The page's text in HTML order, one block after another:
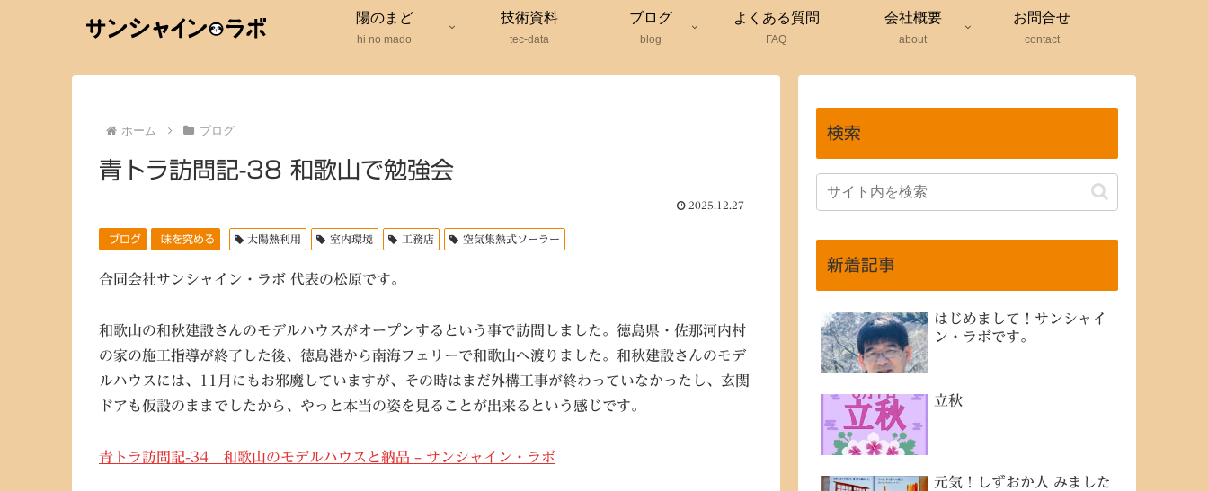
陽のまど
hi no mado
技術資料
tec-data
ブログ
blog
よくある質問
FAQ
会社概要
about
お問合せ
contact
ホーム ブログ
青トラ訪問記-38 和歌山で勉強会
2025.12.27
ブログ 味を究める 太陽熱利用 室内環境 工務店 空気集熱式ソーラー
合同会社サンシャイン・ラボ 代表の松原です。
和歌山の和秋建設さんのモデルハウスがオープンするという事で訪問しました。徳島県・佐那河内村
の家の施工指導が終了した後、徳島港から南海フェリーで和歌山へ渡りました。和秋建設さんのモデ
ルハウスには、11月にもお邪魔していますが、その時はまだ外構工事が終わっていなかったし、玄関
ドアも仮設のままでしたから、やっと本当の姿を見ることが出来るという感じです。
青トラ訪問記-34 和歌山のモデルハウスと納品 – サンシャイン・ラボ
検索
新着記事
はじめまして！サンシャイ
ン・ラボです。
立秋
元気！しずおか人 みました